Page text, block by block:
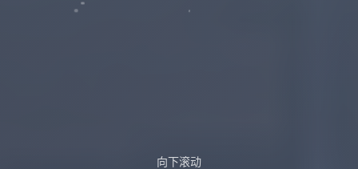
向下滚动